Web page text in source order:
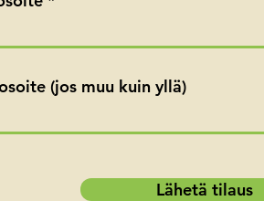
(jos muu kuin yllä)
Lähetä tilaus